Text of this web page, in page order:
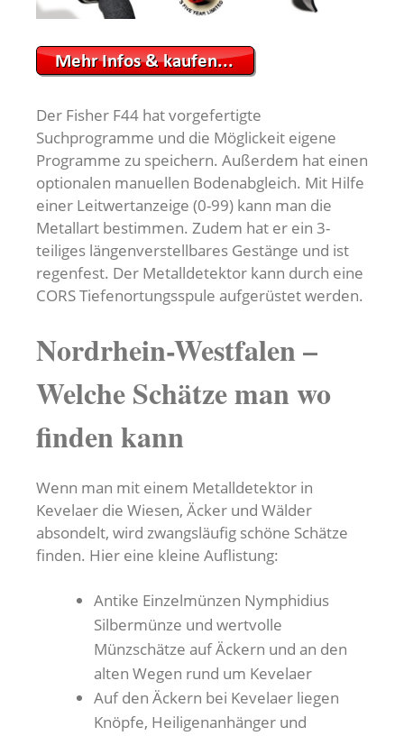
Der Fisher F44 hat vorgefertigte
Suchprogramme und die Möglickeit eigene
Programme zu speichern. Außerdem hat einen
optionalen manuellen Bodenabgleich. Mit Hilfe
einer Leitwertanzeige (0-99) kann man die
Metallart bestimmen. Zudem hat er ein 3-
teiliges längenverstellbares Gestänge und ist
regenfest. Der Metalldetektor kann durch eine
CORS Tiefenortungsspule aufgerüstet werden.
Nordrhein-Westfalen –
Welche Schätze man wo
finden kann
Wenn man mit einem Metalldetektor in
Kevelaer die Wiesen, Äcker und Wälder
absondelt, wird zwangsläufig schöne Schätze
finden. Hier eine kleine Auflistung:
Antike Einzelmünzen Nymphidius
Silbermünze und wertvolle
Münzschätze auf Äckern und an den
alten Wegen rund um Kevelaer
Auf den Äckern bei Kevelaer liegen
Knöpfe, Heiligenanhänger und